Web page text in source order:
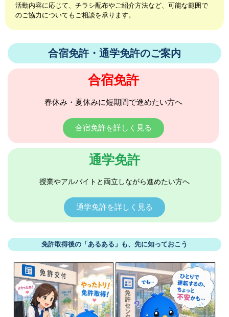
活動内容に応じて、チラシ配布やご紹介方法など、可能な範囲で
のご協力についてもご相談を承ります。
合宿免許・通学免許のご案内
合宿免許
春休み・夏休みに短期間で進めたい方へ
合宿免許を詳しく見る
通学免許
授業やアルバイトと両立しながら進めたい方へ
通学免許を詳しく見る
免許取得後の「あるある」も、先に知っておこう